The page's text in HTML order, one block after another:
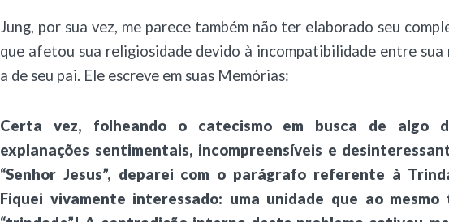
Jung, por sua vez, me parece também não ter elaborado seu
que afetou sua religiosidade devido à incompatibilidade entre sua
a de seu pai. Ele escreve em suas Memórias:
Certa vez, folheando o catecismo em busca de algo
explanações sentimentais, incompreensíveis e
“Senhor Jesus”, deparei com o parágrafo referente à
Fiquei vivamente interessado: uma unidade que ao mesmo